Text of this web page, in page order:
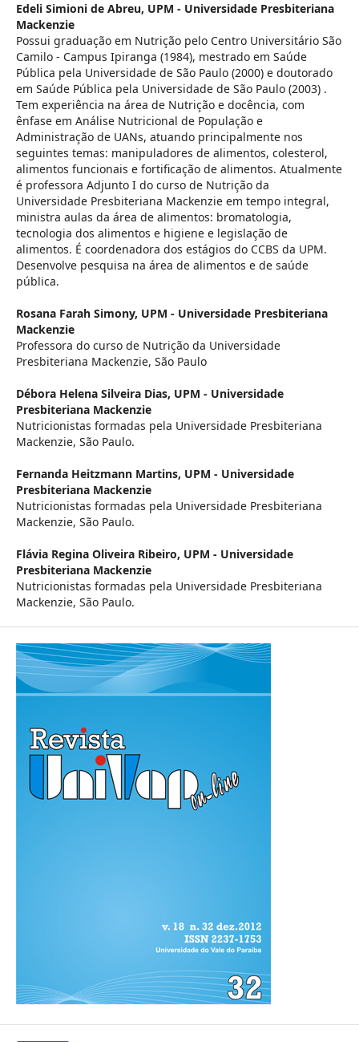
Edeli Simioni de Abreu, UPM - Universidade Presbiteriana
Mackenzie
Possui graduação em Nutrição pelo Centro Universitário São
Camilo - Campus Ipiranga (1984), mestrado em Saúde
Pública pela Universidade de São Paulo (2000) e doutorado
em Saúde Pública pela Universidade de São Paulo (2003) .
Tem experiência na área de Nutrição e docência, com
ênfase em Análise Nutricional de População e
Administração de UANs, atuando principalmente nos
seguintes temas: manipuladores de alimentos, colesterol,
alimentos funcionais e fortificação de alimentos. Atualmente
é professora Adjunto I do curso de Nutrição da
Universidade Presbiteriana Mackenzie em tempo integral,
ministra aulas da área de alimentos: bromatologia,
tecnologia dos alimentos e higiene e legislação de
alimentos. É coordenadora dos estágios do CCBS da UPM.
Desenvolve pesquisa na área de alimentos e de saúde
pública.
Rosana Farah Simony, UPM - Universidade Presbiteriana
Mackenzie
Professora do curso de Nutrição da Universidade
Presbiteriana Mackenzie, São Paulo
Débora Helena Silveira Dias, UPM - Universidade
Presbiteriana Mackenzie
Nutricionistas formadas pela Universidade Presbiteriana
Mackenzie, São Paulo.
Fernanda Heitzmann Martins, UPM - Universidade
Presbiteriana Mackenzie
Nutricionistas formadas pela Universidade Presbiteriana
Mackenzie, São Paulo.
Flávia Regina Oliveira Ribeiro, UPM - Universidade
Presbiteriana Mackenzie
Nutricionistas formadas pela Universidade Presbiteriana
Mackenzie, São Paulo.